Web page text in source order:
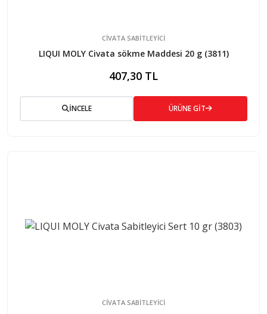
CIVATA SABITLEYICI
LIQUI MOLY Civata sökme Maddesi 20 g (3811)
407,30 TL
İNCELE ÜRÜNE GİT
CIVATA SABITLEYICI